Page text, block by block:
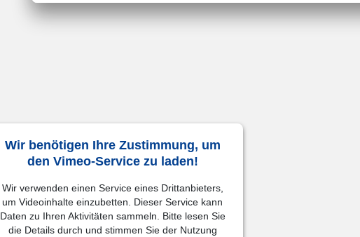
Wir benötigen Ihre Zustimmung, um
den Vimeo-Service zu laden!
Wir verwenden einen Service eines Drittanbieters,
um Videoinhalte einzubetten. Dieser Service kann
Daten zu Ihren Aktivitäten sammeln. Bitte lesen Sie
die Details durch und stimmen Sie der Nutzung